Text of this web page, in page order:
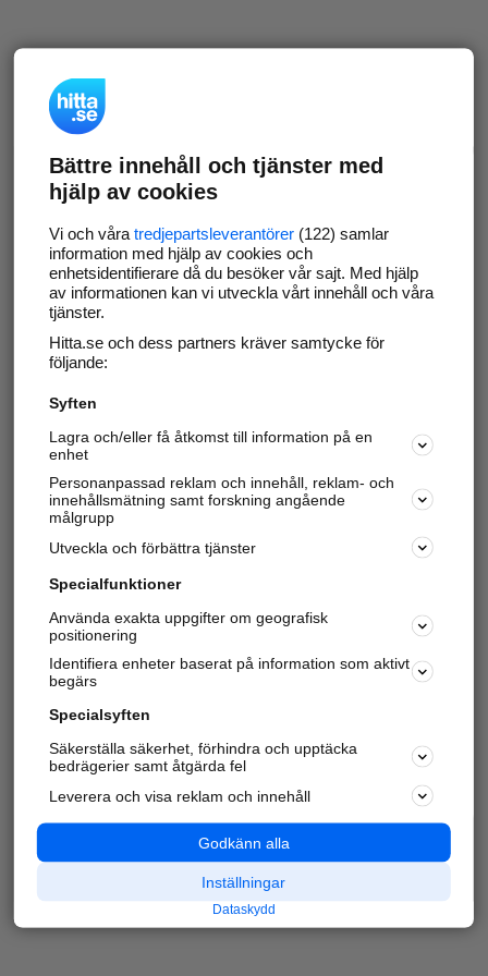
Bättre innehåll och tjänster med
hjälp av cookies
Vi och våra tredjepartsleverantörer(122) samlar
information med hjälp av cookies och
enhetsidentifierare då du besöker vår sajt. Med hjälp
av informationen kan vi utveckla vårt innehåll och våra
tjänster.
Hitta.se och dess partners kräver samtycke för
följande:
Syften
Lagra och/eller få åtkomst till information på en
enhet
Personanpassad reklam och innehåll, reklam- och
innehållsmätning samt forskning angående
målgrupp
Utveckla och förbättra tjänster
Specialfunktioner
Använda exakta uppgifter om geografisk
positionering
Identifiera enheter baserat på information som aktivt
begärs
Specialsyften
Säkerställa säkerhet, förhindra och upptäcka
bedrägerier samt åtgärda fel
Leverera och visa reklam och innehåll
Godkänn alla
Inställningar
Dataskydd